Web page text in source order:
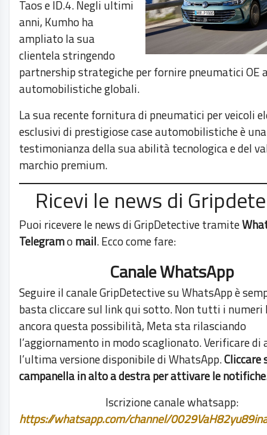
Taos e ID.4. Negli ultimi
anni, Kumho ha
ampliato la sua
clientela stringendo
partnership strategiche per fornire pneumatici OE
automobilistiche globali.
La sua recente fornitura di pneumatici per veicoli
esclusivi di prestigiose case automobilistiche è una
testimonianza della sua abilità tecnologica e del
marchio premium.
Ricevi le news di
Puoi ricevere le news di GripDetective tramite
Telegramomail. Ecco come fare:
Canale WhatsApp
Seguire il canale GripDetective su WhatsApp è
basta cliccare sul link qui sotto. Non tutti i numeri
ancora questa possibilità, Meta sta rilasciando
l’aggiornamento in modo scaglionato. Verificare di
l’ultima versione disponibile di WhatsApp.Cliccare
campanella in alto a destra per attivare le
Iscrizione canale whatsapp:
https://whatsapp.com/channel/